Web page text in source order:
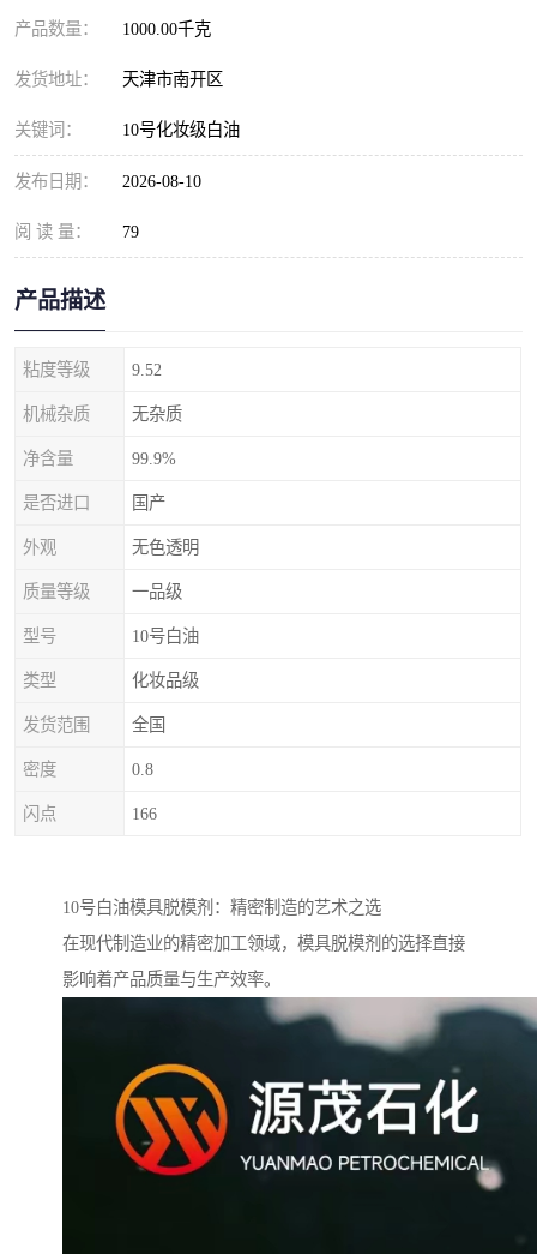
产品数量： 1000.00千克
发货地址： 天津市南开区
关键词： 10号化妆级白油
发布日期： 2026-08-10
阅 读 量： 79
产品描述
粘度等级 9.52
机械杂质 无杂质
净含量 99.9%
是否进口 国产
外观 无色透明
质量等级 一品级
型号 10号白油
类型 化妆品级
发货范围 全国
密度 0.8
闪点 166
10号白油模具脱模剂：精密制造的艺术之选
在现代制造业的精密加工领域，模具脱模剂的选择直接
影响着产品质量与生产效率。